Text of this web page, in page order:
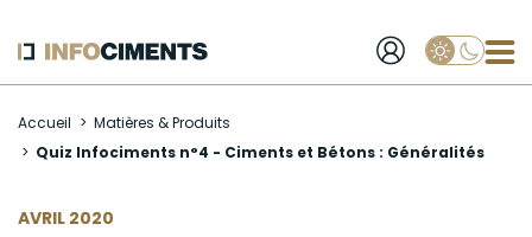
au
contenu
Accueil
Matières & Produits
Quiz Infociments n°4 - Ciments et Bétons : Généralités
AVRIL 2020